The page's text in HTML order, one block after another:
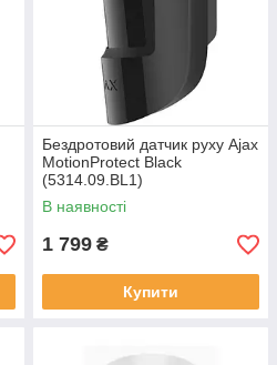
Бездротовий датчик руху Ajax
MotionProtect Black
(5314.09.BL1)
В наявності
1 799 ₴
Купити